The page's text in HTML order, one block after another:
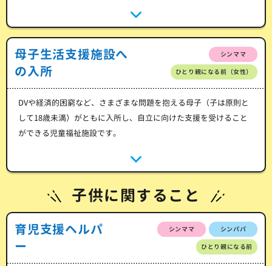
母子生活支援施設へ
の入所
シンママ
ひとり親になる前（女性）
DVや経済的困窮など、さまざまな問題を抱える母子（子は原則と
して18歳未満）がともに入所し、自立に向けた支援を受けること
ができる児童福祉施設です。
子供に関すること
育児支援ヘルパ
ー
シンママ シンパパ
ひとり親になる前